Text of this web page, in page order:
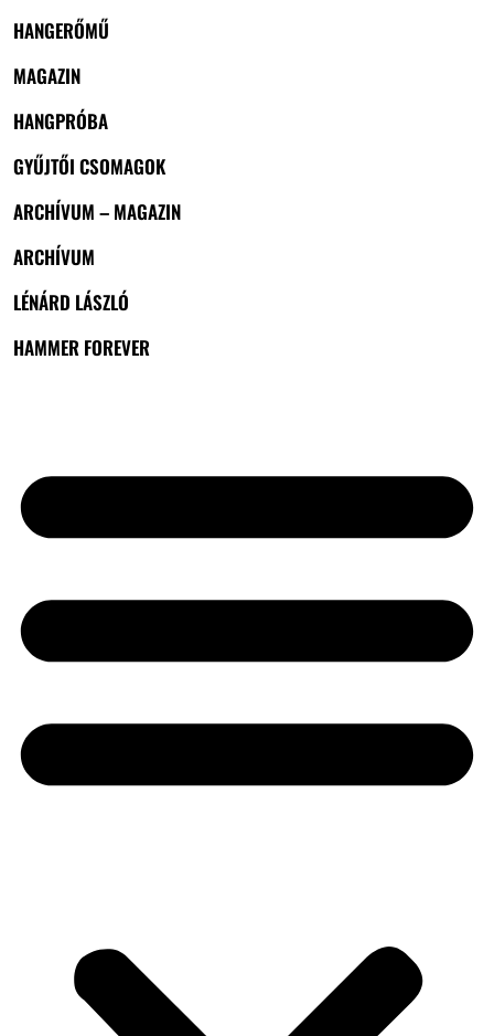
HANGERŐMŰ
MAGAZIN
HANGPRÓBA
GYŰJTŐI CSOMAGOK
ARCHÍVUM – MAGAZIN
ARCHÍVUM
LÉNÁRD LÁSZLÓ
HAMMER FOREVER